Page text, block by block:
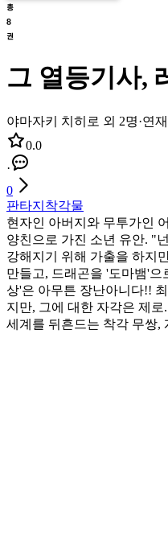
그 열등기사,
야마자키 치히로 외 2명·연
0.0
·
0
판타지 착각물
현자인 아버지와 무투가인
양친으로 가진 소년 유안. "
강해지기 위해 가출을 하지
만들고, 드래곤을 '도마뱀'
상'은 아무튼 장난아니다!!
지만, 그에 대한 자각은 제로
세계를 뒤흔드는 착각 무쌍,